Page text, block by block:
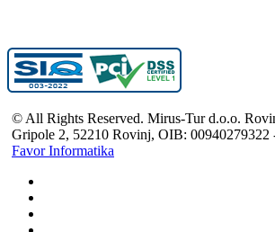
© All Rights Reserved. Mirus-Tur d.o.o.
Gripole 2, 52210 Rovinj, OIB: 00940279322
Favor Informatika